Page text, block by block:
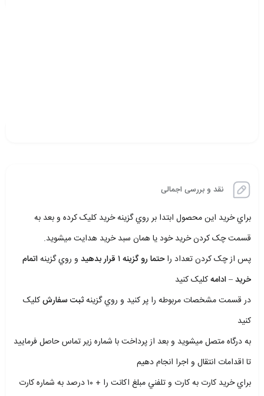
نقد و بررسی اجمالی
براي خريد اين محصول ابتدا بر روي گزينه خريد کليک کرده و بعد به
قسمت چک کردن خريد خود يا همان سبد خريد هدايت ميشويد.
پس از چک کردن تعداد راحتما رو گزينه ۱ قرار بدهيد و روي گزينهاتمام
خريد – ادامهکليک کنيد
در قسمت مشخصات مربوطه را پر کنيد و روي گزينهثبت سفارشکليک
کنيد
به درگاه متصل ميشويد و بعد از پرداخت با شماره زير تماس حاصل فرماييد
تا اقدامات انتقال و اجرا انجام دهيم
براي خريد کارت به کارت و تلفني مبلغ اکانت را + ۱۰ درصد به شماره کارت